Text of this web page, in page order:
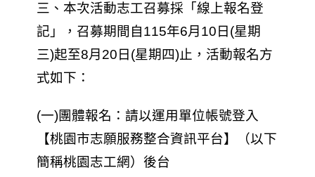
三、本次活動志工召募採「線上報名登
記」，召募期間自115年6月10日(星期
三)起至8月20日(星期四)止，活動報名方
式如下：
(一)團體報名：請以運用單位帳號登入
【桃園市志願服務整合資訊平台】（以下
簡稱桃園志工網）後台